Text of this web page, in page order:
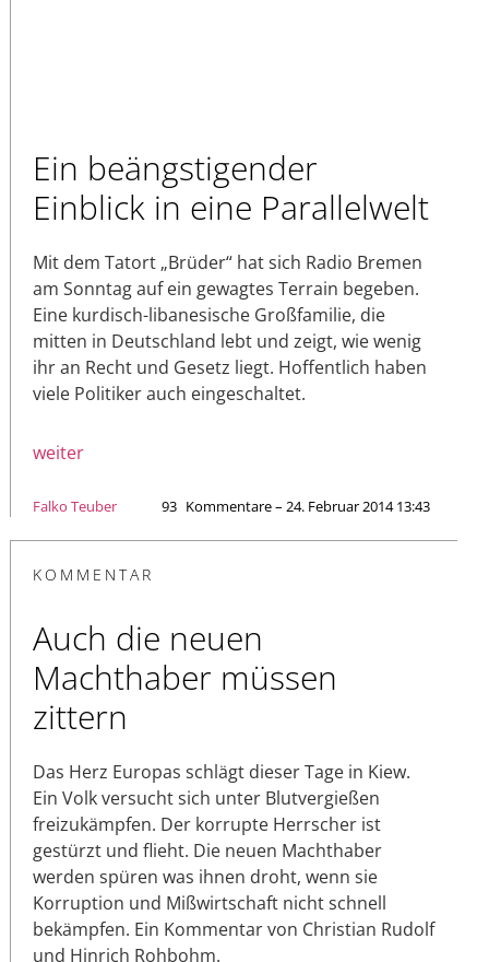
Ein beängstigender
Einblick in eine Parallelwelt
Mit dem Tatort „Brüder“ hat sich Radio Bremen
am Sonntag auf ein gewagtes Terrain begeben.
Eine kurdisch-libanesische Großfamilie, die
mitten in Deutschland lebt und zeigt, wie wenig
ihr an Recht und Gesetz liegt. Hoffentlich haben
viele Politiker auch eingeschaltet.
weiter
Falko Teuber 93 Kommentare – 24. Februar 2014 13:43
KOMMENTAR
Auch die neuen
Machthaber müssen
zittern
Das Herz Europas schlägt dieser Tage in Kiew.
Ein Volk versucht sich unter Blutvergießen
freizukämpfen. Der korrupte Herrscher ist
gestürzt und flieht. Die neuen Machthaber
werden spüren was ihnen droht, wenn sie
Korruption und Mißwirtschaft nicht schnell
bekämpfen. Ein Kommentar von Christian Rudolf
und Hinrich Rohbohm.